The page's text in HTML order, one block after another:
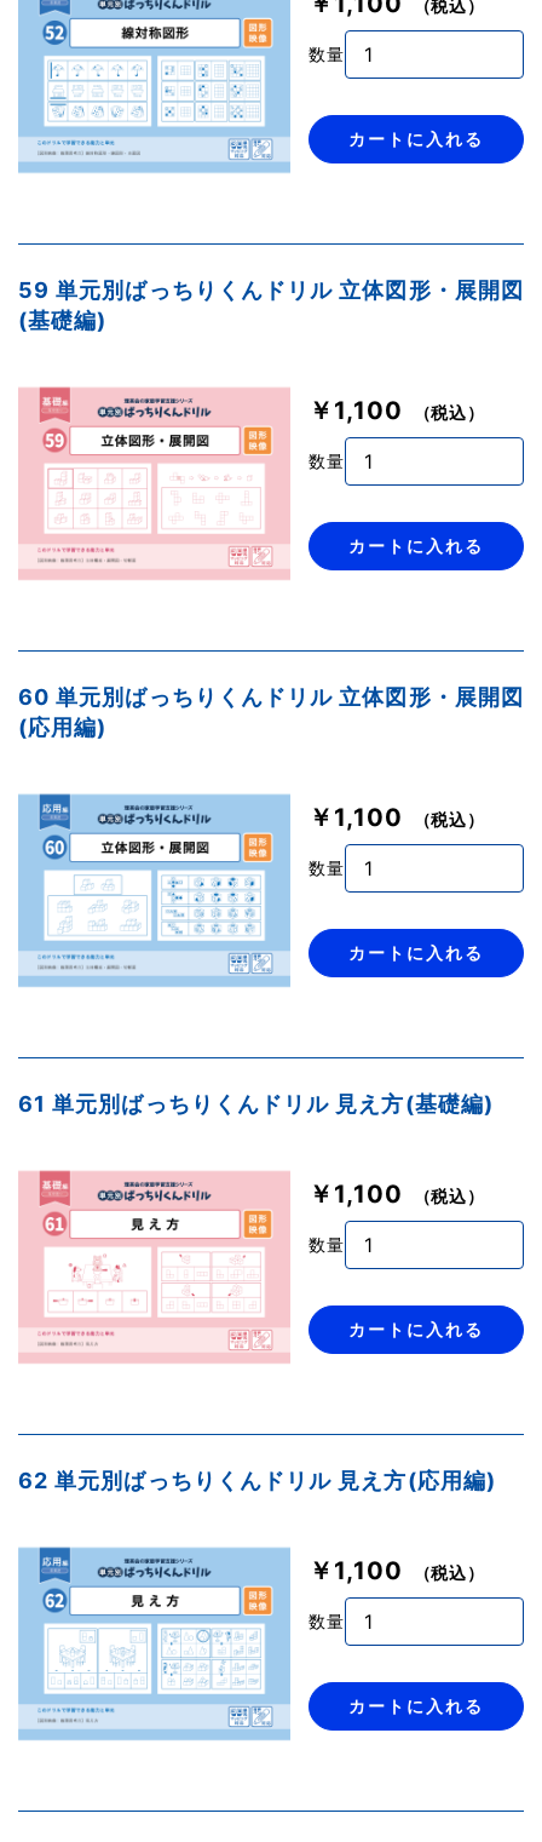
（税込）
数量
カートに入れる
59 単元別ばっちりくんドリル 立体図形・展開図
(基礎編)
￥1,100 （税込）
数量
カートに入れる
60 単元別ばっちりくんドリル 立体図形・展開図
(応用編)
￥1,100 （税込）
数量
カートに入れる
61 単元別ばっちりくんドリル 見え方(基礎編)
￥1,100 （税込）
数量
カートに入れる
62 単元別ばっちりくんドリル 見え方(応用編)
￥1,100 （税込）
数量
カートに入れる